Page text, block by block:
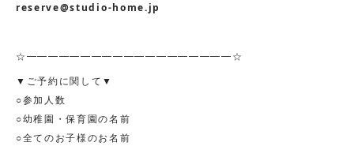
reserve@studio-home.jp
☆━━━━━━━━━━━━━━━━━━━☆
▼ご予約に関して▼
○参加人数
○幼稚園・保育園の名前
○全てのお子様のお名前